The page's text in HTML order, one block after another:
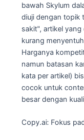
bawah Skylum
diuji dengan topik
sakit", artikel
kurang
Harganya
namun batasan
kata per artikel)
cocok untuk
besar dengan
Copy.ai: Fokus